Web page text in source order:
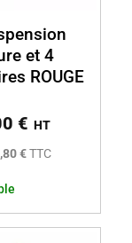
et 4
ROUGE
€ HT
€TTC